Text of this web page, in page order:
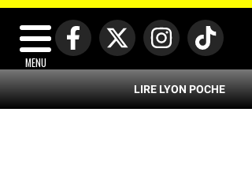
MENU
LIRE LYON POCHE